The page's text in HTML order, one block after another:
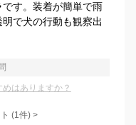
す。装着が簡単で雨
で犬の行動も観察出
はありますか？
(1件) >